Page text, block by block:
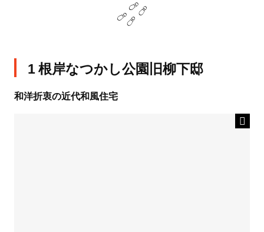
1 根岸なつかし公園旧柳下邸
和洋折衷の近代和風住宅